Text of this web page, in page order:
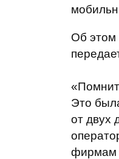
Об этом
Это
от двух
фирмам